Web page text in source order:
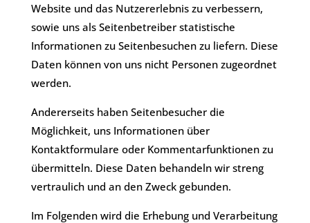
Website und das Nutzererlebnis zu verbessern,
sowie uns als Seitenbetreiber statistische
Informationen zu Seitenbesuchen zu liefern. Diese
Daten können von uns nicht Personen zugeordnet
werden.
Andererseits haben Seitenbesucher die
Möglichkeit, uns Informationen über
Kontaktformulare oder Kommentarfunktionen zu
übermitteln. Diese Daten behandeln wir streng
vertraulich und an den Zweck gebunden.
Im Folgenden wird die Erhebung und Verarbeitung